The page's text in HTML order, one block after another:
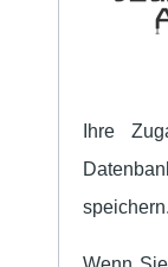
Ihre
speichern.